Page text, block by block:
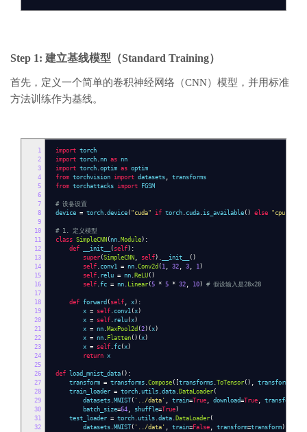
Step 1: 建立基线模型（Standard Training）
首先，定义一个简单的卷积神经网络（CNN）模型，并用标准
方法训练作为基线。
1
2
3
4
5
6
7
8
9
10
11
12
13
14
15
16
17
18
19
20
21
22
23
24
25
26
27
28
29
30
31
32
import torch
import torch .nn as nn
import torch .optim as optim
from torchvision import datasets , transforms
from torchattacks import FGSM
# 设备设置
device = torch .device ( "cuda" if torch . cuda .is_available () else "cpu"
# 1. 定义模型
class SimpleCNN (nn . Module):
def __init__ ( self):
super (SimpleCNN , self). __init__
()
self . conv1 = nn .Conv2d ( 1 , 32 , 3 , 1)
self . relu = nn . ReLU ()
self .fc = nn . Linear (5 * 5 * 32 , 10) # 假设输入是28x28
def forward ( self , x):
x = self . conv1 (x)
x = self . relu (x)
x = nn . MaxPool2d (2)(x)
x = nn . Flatten ()(x)
x = self .fc (x)
return x
def load_mnist_data ():
transform = transforms .Compose ([transforms .ToTensor (), transforms
train_loader = torch .utils .data . DataLoader (
datasets . MNIST( '../data' , train=True , download=True , transform
batch_size=64 , shuffle=True)
test_loader = torch .utils .data . DataLoader (
datasets . MNIST( '../data' , train= False , transform=transform),